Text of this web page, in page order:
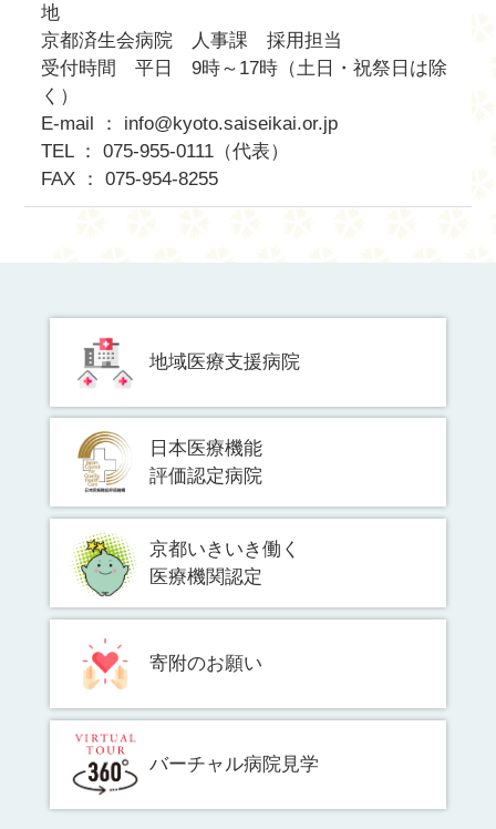
地
京都済生会病院 人事課 採用担当
受付時間 平日 9時～17時（土日・祝祭日は除
く）
E-mail ： info@kyoto.saiseikai.or.jp
TEL ： 075-955-0111（代表）
FAX ： 075-954-8255
地域医療支援病院
日本医療機能
評価認定病院
京都いきいき働く
医療機関認定
寄附のお願い
バーチャル病院見学